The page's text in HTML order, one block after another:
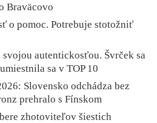
Braväcovo
o pomoc. Potrebuje stotožniť
autentickosťou. Švrček sa
sa v TOP 10
Slovensko odchádza bez
prehralo s Fínskom
zhotoviteľov šiestich